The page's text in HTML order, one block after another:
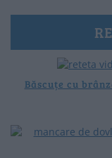
Băscuțe cu